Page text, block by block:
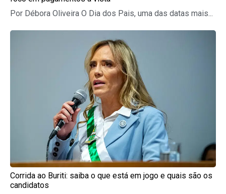
Por Débora Oliveira O Dia dos Pais, uma das datas mais...
Corrida ao Buriti: saiba o que está em jogo e quais são os
candidatos